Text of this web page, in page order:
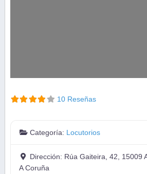
10 Reseñas
Categoría: Locutorios
Dirección: Rúa Gaiteira, 42, 15009
A Coruña